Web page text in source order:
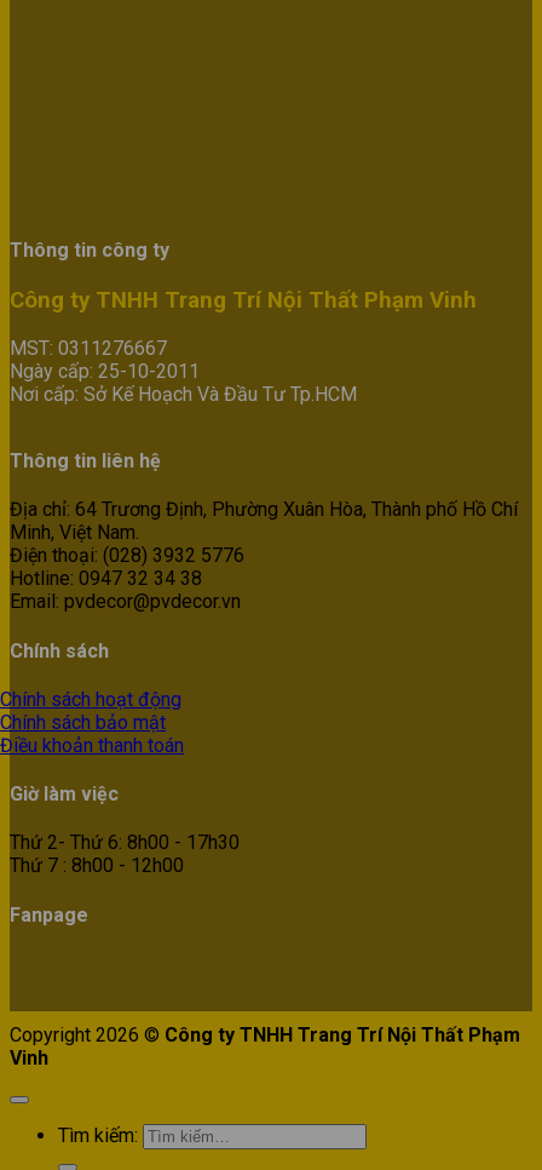
Thông tin công ty
Công ty TNHH Trang Trí Nội Thất Phạm Vinh
MST: 0311276667
Ngày cấp: 25-10-2011
Nơi cấp: Sở Kế Hoạch Và Đầu Tư Tp.HCM
Thông tin liên hệ
Địa chỉ: 64 Trương Định, Phường Xuân Hòa, Thành phố Hồ Chí
Minh, Việt Nam.
Điện thoại: (028) 3932 5776
Hotline: 0947 32 34 38
Email: pvdecor@pvdecor.vn
Chính sách
Chính sách hoạt động
Chính sách bảo mật
Điều khoản thanh toán
Giờ làm việc
Thứ 2- Thứ 6: 8h00 - 17h30
Thứ 7 : 8h00 - 12h00
Fanpage
Copyright 2026 © Công ty TNHH Trang Trí Nội Thất Phạm
Vinh
Tìm kiếm: